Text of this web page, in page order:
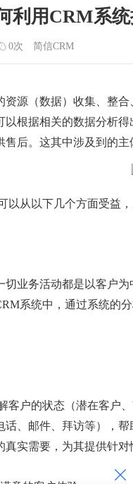
利用CRM系
0次 简信CRM
资源（数据）收集、整
以根据相关的数据分析
。这其中涉及到的主
以从以下几个方面受益
切业务活动都是以客户
系统中，通过系统的
客户的状态（潜在客户
话、邮件、拜访等），
真实需要，为其提供针